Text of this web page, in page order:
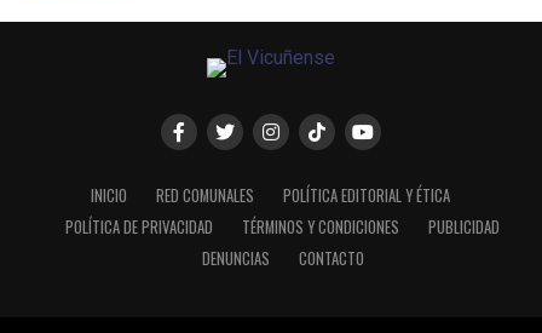
INICIO RED COMUNALES
POLÍTICA EDITORIAL Y ÉTICA
POLÍTICA DE PRIVACIDAD
TÉRMINOS Y CONDICIONES
PUBLICIDAD
DENUNCIAS
CONTACTO